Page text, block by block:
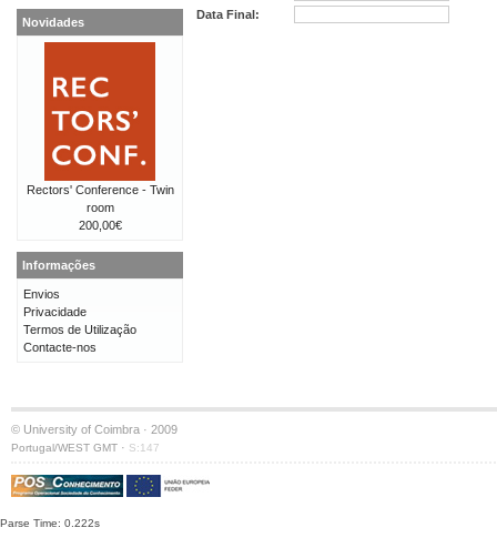
Data Final:
Novidades
Rectors' Conference - Twin
room
200,00€
Informações
Envios
Privacidade
Termos de Utilização
Contacte-nos
© University of Coimbra · 2009
Portugal/WEST GMT · S:147
Parse Time: 0.222s